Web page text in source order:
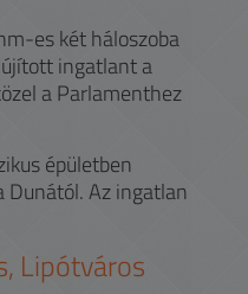
es két háloszoba
ingatlant a
a Parlamenthez
épületben
Dunától. Az ingatlan
Lipótváros